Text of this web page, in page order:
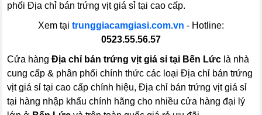
phối Địa chỉ bán trứng vịt giá sỉ tại cao cấp.
Xem tại trunggiacamgiasi.com.vn - Hotline:
0523.55.56.57
Cửa hàngĐịa chỉ bán trứng vịt giá sỉ tại Bến Lức là nhà
cung cấp & phân phối chính thức các loại Địa chỉ bán trứng
vịt giá sỉ tại cao cấp chính hiệu, Địa chỉ bán trứng vịt giá sỉ
tại hàng nhập khẩu chính hãng cho nhiều cửa hàng đại lý